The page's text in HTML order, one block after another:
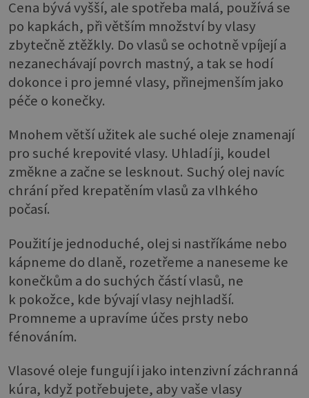
Cena bývá vyšší, ale spotřeba malá, používá se
po kapkách, při větším množství by vlasy
zbytečně ztěžkly. Do vlasů se ochotně vpíjejí a
nezanechávají povrch mastný, a tak se hodí
dokonce i pro jemné vlasy, přinejmenším jako
péče o konečky.
Mnohem větší užitek ale suché oleje znamenají
pro suché krepovité vlasy. Uhladí ji, koudel
změkne a začne se lesknout. Suchý olej navíc
chrání před krepatěním vlasů za vlhkého
počasí.
Použití je jednoduché, olej si nastříkáme nebo
kápneme do dlaně, rozetřeme a naneseme ke
konečkům a do suchých částí vlasů, ne
k pokožce, kde bývají vlasy nejhladší.
Promneme a upravíme účes prsty nebo
fénováním.
Vlasové oleje fungují i jako intenzivní záchranná
kúra, když potřebujete, aby vaše vlasy